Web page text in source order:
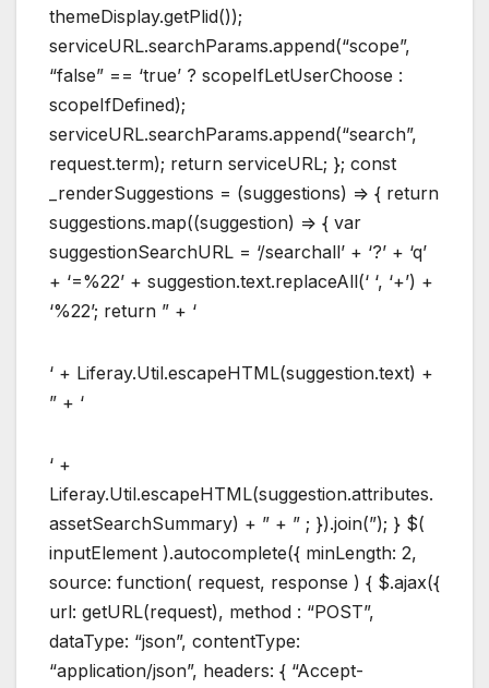
themeDisplay.getPlid());
serviceURL.searchParams.append(“scope”,
“false” == ‘true’ ? scopeIfLetUserChoose :
scopeIfDefined);
serviceURL.searchParams.append(“search”,
request.term); return serviceURL; }; const
_renderSuggestions = (suggestions) => { return
suggestions.map((suggestion) => { var
suggestionSearchURL = ‘/searchall’ + ‘?’ + ‘q’
+ ‘=%22’ + suggestion.text.replaceAll(‘ ‘, ‘+’) +
‘%22’; return ” + ‘
‘ + Liferay.Util.escapeHTML(suggestion.text) +
” + ‘
‘ +
Liferay.Util.escapeHTML(suggestion.attributes.
assetSearchSummary) + ” + ” ; }).join(”); } $(
inputElement ).autocomplete({ minLength: 2,
source: function( request, response ) { $.ajax({
url: getURL(request), method : “POST”,
dataType: “json”, contentType:
“application/json”, headers: { “Accept-